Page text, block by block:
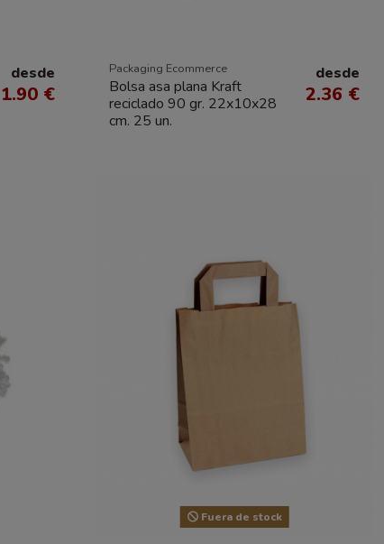
desde
1.90 €
Packaging Ecommerce
Bolsa asa plana Kraft
reciclado 90 gr. 22x10x28
cm. 25 un.
desde
2.36 €
Fuera de stock